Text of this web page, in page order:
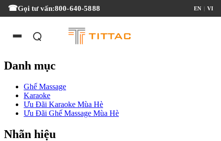
Gọi tư vấn:800-640-5888 EN | VI
Danh mục
Ghế Massage
Karaoke
Ưu Đãi Karaoke Mùa Hè
Ưu Đãi Ghế Massage Mùa Hè
Nhãn hiệu